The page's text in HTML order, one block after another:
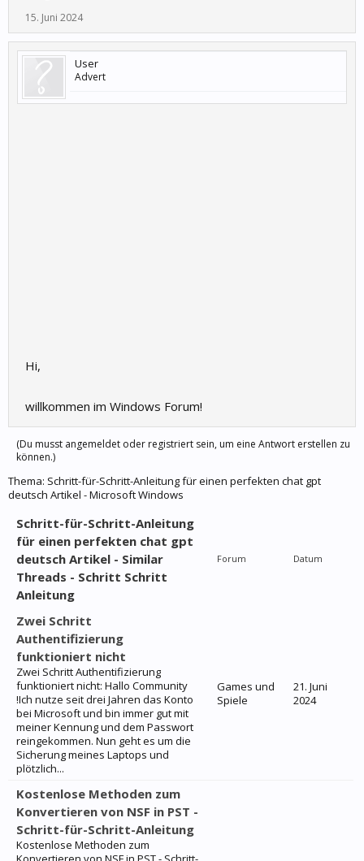
15. Juni 2024
User
Advert
Hi,
willkommen im Windows Forum!
(Du musst angemeldet oder registriert sein, um eine Antwort erstellen zu
können.)
Thema: Schritt-für-Schritt-Anleitung für einen perfekten chat gpt
deutsch Artikel - Microsoft Windows
Schritt-für-Schritt-Anleitung
für einen perfekten chat gpt
deutsch Artikel - Similar
Threads - Schritt Schritt
Anleitung
Forum Datum
Zwei Schritt
Authentifizierung
funktioniert nicht
Zwei Schritt Authentifizierung
funktioniert nicht: Hallo Community
!Ich nutze seit drei Jahren das Konto
bei Microsoft und bin immer gut mit
meiner Kennung und dem Passwort
reingekommen. Nun geht es um die
Sicherung meines Laptops und
plötzlich...
Games und
Spiele
21. Juni
2024
Kostenlose Methoden zum
Konvertieren von NSF in PST -
Schritt-für-Schritt-Anleitung
Kostenlose Methoden zum